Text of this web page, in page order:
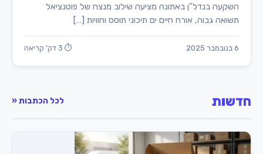
השקעה בנדל"ן באתונה מציעה שילוב מנצח של פוטנציאל
תשואה גבוה, אורח חיים ים תיכוני תוסס וחוויות […]
6 בנובמבר 2025 ⏱ 3 דק' קריאה
חדשות לכל הכתבות «